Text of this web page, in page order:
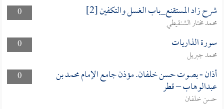
0
شرح زاد المستقنع_باب الغسل والتكفين [2]
محمد مختار الشنقيطي
0
سورة الذاريات
محمد جبريل
0
أذان - بصوت حسن خلفان. مؤذن جامع الإمام محمد بن
عبدالوهاب – قطر
حسن خلفان